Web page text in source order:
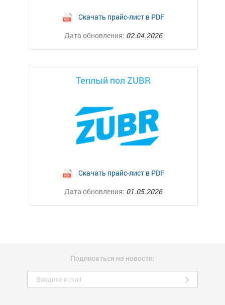
Скачать прайс-лист в PDF
Дата обновления: 02.04.2026
Теплый пол ZUBR
Скачать прайс-лист в PDF
Дата обновления: 01.05.2026
Подписаться на новости: